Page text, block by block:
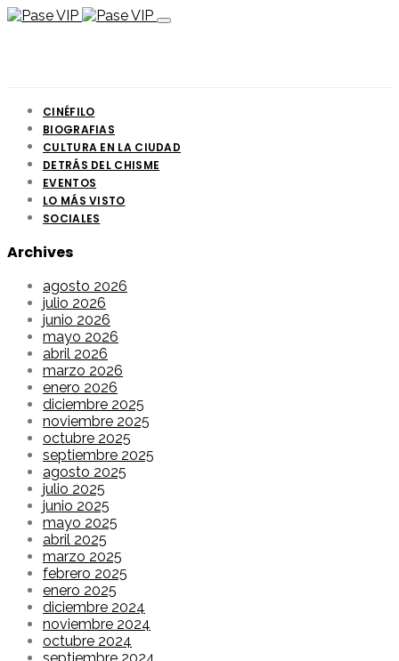
CINÉFILO
BIOGRAFIAS
CULTURA EN LA CIUDAD
DETRÁS DEL CHISME
EVENTOS
LO MÁS VISTO
SOCIALES
Archives
agosto 2026
julio 2026
junio 2026
mayo 2026
abril 2026
marzo 2026
enero 2026
diciembre 2025
noviembre 2025
octubre 2025
septiembre 2025
agosto 2025
julio 2025
junio 2025
mayo 2025
abril 2025
marzo 2025
febrero 2025
enero 2025
diciembre 2024
noviembre 2024
octubre 2024